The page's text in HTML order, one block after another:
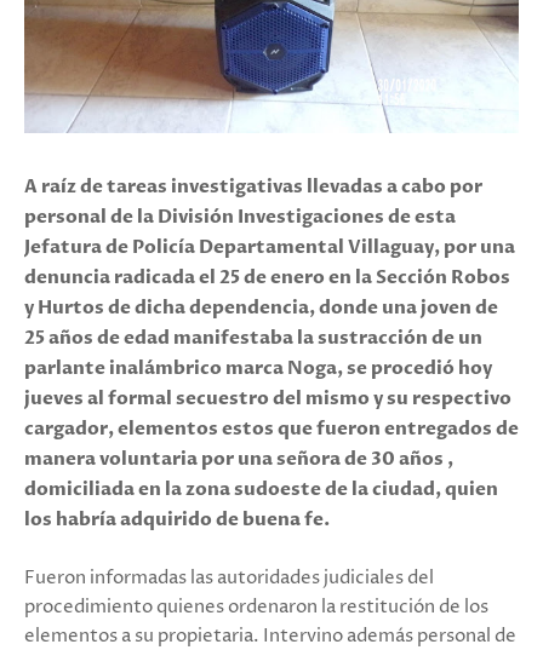
A raíz de tareas investigativas llevadas a cabo por
personal de la División Investigaciones de esta
Jefatura de Policía Departamental Villaguay, por una
denuncia radicada el 25 de enero en la Sección Robos
y Hurtos de dicha dependencia, donde una joven de
25 años de edad manifestaba la sustracción de un
parlante inalámbrico marca Noga, se procedió hoy
jueves al formal secuestro del mismo y su respectivo
cargador, elementos estos que fueron entregados de
manera voluntaria por una señora de 30 años ,
domiciliada en la zona sudoeste de la ciudad, quien
los habría adquirido de buena fe.
Fueron informadas las autoridades judiciales del
procedimiento quienes ordenaron la restitución de los
elementos a su propietaria. Intervino además personal de